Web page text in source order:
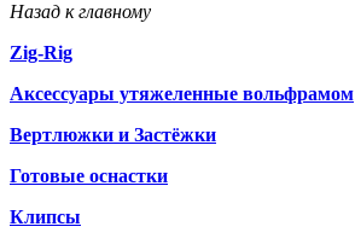
Назад к главному
Zig-Rig
Аксессуары утяжеленные вольфрамом
Вертлюжки и Застёжки
Готовые оснастки
Клипсы